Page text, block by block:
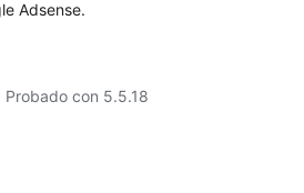
Adsense.
Probado con 5.5.18